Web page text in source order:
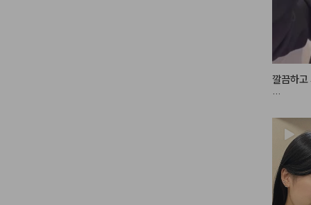
깔끔하
여러가
모두 #
#하움스